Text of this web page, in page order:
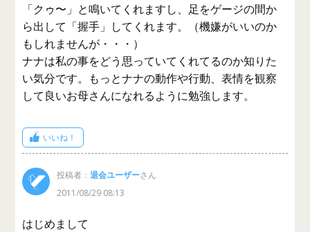
「クゥ〜」と鳴いてくれますし、足をゲージの間か
ら出して「握手」してくれます。（機嫌がいいのか
もしれませんが・・・）
ナナは私の事をどう思っていてくれてるのか知りた
い気分です。もっとナナの動作や行動、表情を観察
して良いお母さんになれるように勉強します。
いいね！
投稿者：退会ユーザーさん
2011/08/29 08:13
はじめまして